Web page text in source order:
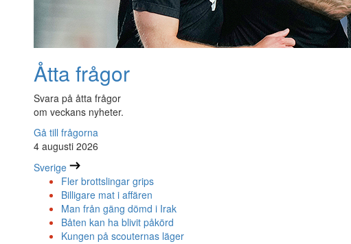
Åtta frågor
Svara på åtta frågor
om veckans nyheter.
Gå till frågorna
4 augusti 2026
Sverige
Fler brottslingar grips
Billigare mat i affären
Man från gäng dömd i Irak
Båten kan ha blivit påkörd
Kungen på scouternas läger